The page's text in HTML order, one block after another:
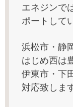
エネジンで
ポートして
浜松市・静
はじめ西は
伊東市・下
対応致しま